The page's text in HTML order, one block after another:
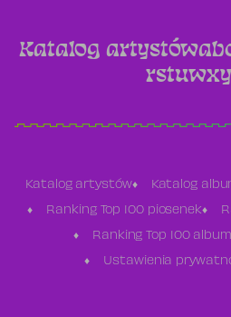
Katalog artystówab
rstuwxy
Katalog artystów Katalog
Ranking Top 100 piosenek
Ranking Top 100
Ustawienia